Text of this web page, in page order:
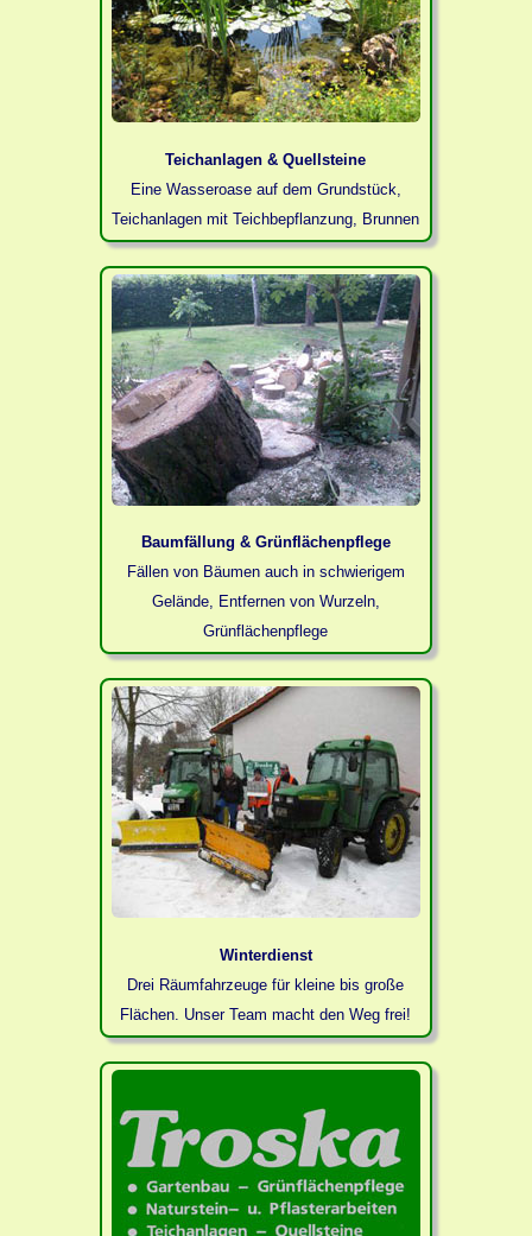
Teichanlagen & Quellsteine
Eine Wasseroase auf dem Grundstück,
Teichanlagen mit Teichbepflanzung, Brunnen
Baumfällung & Grünflächenpflege
Fällen von Bäumen auch in schwierigem
Gelände, Entfernen von Wurzeln,
Grünflächenpflege
Winterdienst
Drei Räumfahrzeuge für kleine bis große
Flächen. Unser Team macht den Weg frei!